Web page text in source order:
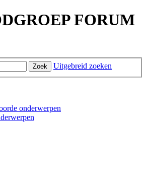
FORUM
Zoek Uitgebreid zoeken
onderwerpen